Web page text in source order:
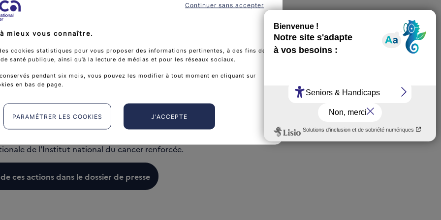
ont bien été engagées
menées ces 5 dernières années sont présentées autour de
certaines ;
progrès, mais les résultats ne sont pas encore au rendez-vous ;
sans cesse renforcée ;
moteur de progrès ;
précédent en faveur des cancers de l'enfant ;
l'accès aux droits ;
de l'Institut national du cancer renforcée.
ces actions dans le dossier de presse
mieux vous connaître.
cookies statistiques pour vous proposer des informations pertinentes, à des fins de
santé publique, ainsi qu’à la lecture de médias et pour les réseaux sociaux.
pendant six mois, vous pouvez les modifier à tout moment en cliquant sur
en bas de page.
J'ACCEPTE
PARAMÉTRER LES COOKIES
Continuer sans accepter